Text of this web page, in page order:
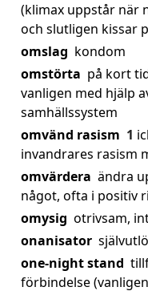
(klimax uppstår när
och slutligen kissar
omslag kondom
omstörta på kort
vanligen med hjälp
samhällssystem
omvänd rasism 1
invandrares rasism
omvärdera ändra
något, ofta i positiv
omysig otrivsam,
onanisator
one-night stand
förbindelse